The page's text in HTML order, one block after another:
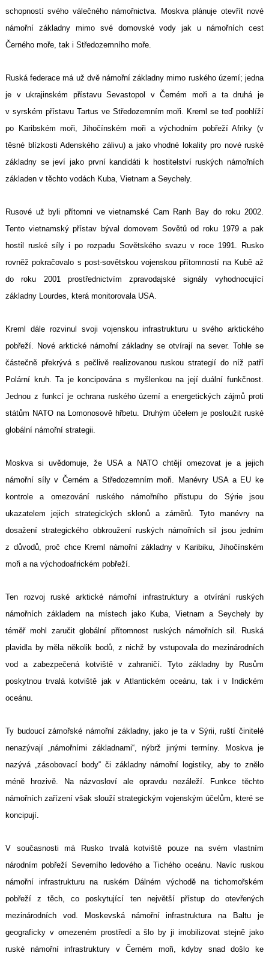
schopností svého válečného námořnictva. Moskva plánuje otevřít nové
námořní základny mimo své domovské vody jak u námořních cest
Černého moře, tak i Středozemního moře.
Ruská federace má už dvě námořní základny mimo ruského území; jedna
je v ukrajinském přístavu Sevastopol v Černém moři a ta druhá je
v syrském přístavu Tartus ve Středozemním moři. Kreml se teď poohlíží
po Karibském moři, Jihočínském moři a východním pobřeží Afriky (v
těsné blízkosti Adenského zálivu) a jako vhodné lokality pro nové ruské
základny se jeví jako první kandidáti k hostitelství ruských námořních
základen v těchto vodách Kuba, Vietnam a Seychely.
Rusové už byli přítomni ve vietnamské Cam Ranh Bay do roku 2002.
Tento vietnamský přístav býval domovem Sovětů od roku 1979 a pak
hostil ruské síly i po rozpadu Sovětského svazu v roce 1991. Rusko
rovněž pokračovalo s post-sovětskou vojenskou přítomností na Kubě až
do roku 2001 prostřednictvím zpravodajské signály vyhodnocující
základny Lourdes, která monitorovala USA.
Kreml dále rozvinul svoji vojenskou infrastrukturu u svého arktického
pobřeží. Nové arktické námořní základny se otvírají na sever. Tohle se
částečně překrývá s pečlivě realizovanou ruskou strategií do níž patří
Polární kruh. Ta je koncipována s myšlenkou na její duální funkčnost.
Jednou z funkcí je ochrana ruského území a energetických zájmů proti
státům NATO na Lomonosově hřbetu. Druhým účelem je posloužit ruské
globální námořní strategii.
Moskva si uvědomuje, že USA a NATO chtějí omezovat je a jejich
námořní síly v Černém a Středozemním moři. Manévry USA a EU ke
kontrole a omezování ruského námořního přístupu do Sýrie jsou
ukazatelem jejich strategických sklonů a záměrů. Tyto manévry na
dosažení strategického obkroužení ruských námořních sil jsou jedním
z důvodů, proč chce Kreml námořní základny v Karibiku, Jihočínském
moři a na východoafrickém pobřeží.
Ten rozvoj ruské arktické námořní infrastruktury a otvírání ruských
námořních základem na místech jako Kuba, Vietnam a Seychely by
téměř mohl zaručit globální přítomnost ruských námořních sil. Ruská
plavidla by měla několik bodů, z nichž by vstupovala do mezinárodních
vod a zabezpečená kotviště v zahraničí. Tyto základny by Rusům
poskytnou trvalá kotviště jak v Atlantickém oceánu, tak i v Indickém
oceánu.
Ty budoucí zámořské námořní základny, jako je ta v Sýrii, ruští činitelé
nenazývají „námořními základnami“, nýbrž jinými termíny. Moskva je
nazývá „zásobovací body“ či základny námořní logistiky, aby to znělo
méně hrozivě. Na názvosloví ale opravdu nezáleží. Funkce těchto
námořních zařízení však slouží strategickým vojenským účelům, které se
koncipují.
V současnosti má Rusko trvalá kotviště pouze na svém vlastním
národním pobřeží Severního ledového a Tichého oceánu. Navíc ruskou
námořní infrastrukturu na ruském Dálném východě na tichomořském
pobřeží z těch, co poskytující ten největší přístup do otevřených
mezinárodních vod. Moskevská námořní infrastruktura na Baltu je
geograficky v omezeném prostředí a šlo by ji imobilizovat stejně jako
ruské námořní infrastruktury v Černém moři, kdyby snad došlo ke